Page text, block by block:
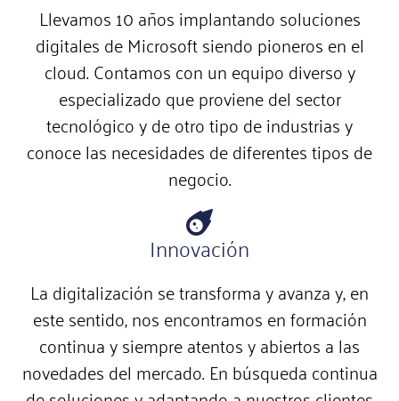
Llevamos 10 años implantando soluciones
digitales de Microsoft siendo pioneros en el
cloud. Contamos con un equipo diverso y
especializado que proviene del sector
tecnológico y de otro tipo de industrias y
conoce las necesidades de diferentes tipos de
negocio.
Innovación
La digitalización se transforma y avanza y, en
este sentido, nos encontramos en formación
continua y siempre atentos y abiertos a las
novedades del mercado. En búsqueda continua